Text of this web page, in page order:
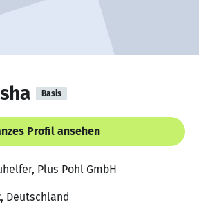
Basis
Profil ansehen
Plus Pohl GmbH
, Deutschland